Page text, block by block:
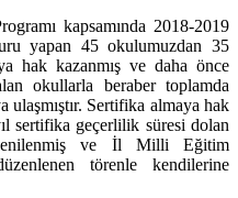
kapsamında 2018-2019
yapan 45 okulumuzdan 35
hak kazanmış ve daha önce
okullarla beraber toplamda
ulaşmıştır. Sertifika almaya hak
sertifika geçerlilik süresi dolan
ve İl Milli Eğitim
törenle kendilerine